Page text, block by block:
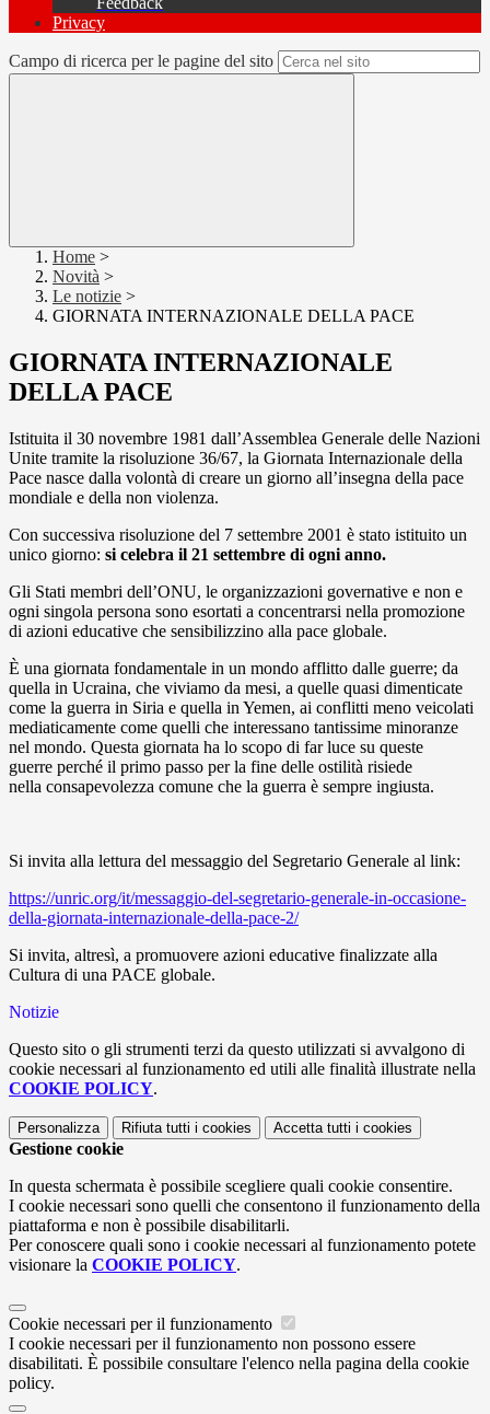
Privacy
Campo di ricerca per le pagine del sito
Home >
Novità >
Le notizie >
GIORNATA INTERNAZIONALE DELLA PACE
GIORNATA INTERNAZIONALE
DELLA PACE
Istituita il 30 novembre 1981 dall’Assemblea Generale delle Nazioni
Unite tramite la risoluzione 36/67, la Giornata Internazionale della
Pace nasce dalla volontà di creare un giorno all’insegna della pace
mondiale e della non violenza.
Con successiva risoluzione del 7 settembre 2001 è stato istituito un
unico giorno: si celebra il 21 settembre di ogni anno.
Gli Stati membri dell’ONU, le organizzazioni governative e non e
ogni singola persona sono esortati a concentrarsi nella promozione
di azioni educative che sensibilizzino alla pace globale.
È una giornata fondamentale in un mondo afflitto dalle guerre; da
quella in Ucraina, che viviamo da mesi, a quelle quasi dimenticate
come la guerra in Siria e quella in Yemen, ai conflitti meno veicolati
mediaticamente come quelli che interessano tantissime minoranze
nel mondo. Questa giornata ha lo scopo di far luce su queste
guerre perché il primo passo per la fine delle ostilità risiede
nella consapevolezza comune che la guerra è sempre ingiusta.
Si invita alla lettura del messaggio del Segretario Generale al link:
https://unric.org/it/messaggio-del-segretario-generale-in-occasione-
della-giornata-internazionale-della-pace-2/
Si invita, altresì, a promuovere azioni educative finalizzate alla
Cultura di una PACE globale.
Notizie
Questo sito o gli strumenti terzi da questo utilizzati si avvalgono di
cookie necessari al funzionamento ed utili alle finalità illustrate nella
COOKIE POLICY.
Personalizza Rifiuta tutti i cookies Accetta tutti i cookies
Gestione cookie
In questa schermata è possibile scegliere quali cookie consentire.
I cookie necessari sono quelli che consentono il funzionamento della
piattaforma e non è possibile disabilitarli.
Per conoscere quali sono i cookie necessari al funzionamento potete
visionare la COOKIE POLICY.
Cookie necessari per il funzionamento
I cookie necessari per il funzionamento non possono essere
disabilitati. È possibile consultare l'elenco nella pagina della cookie
policy.